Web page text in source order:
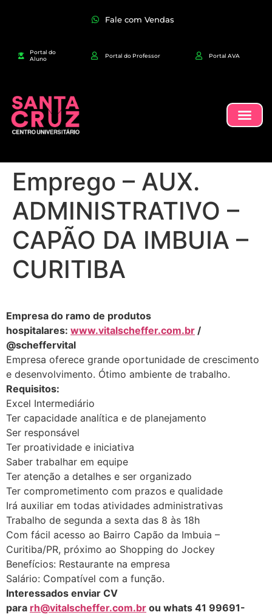
Fale com Vendas
Portal do
Aluno
Portal do Professor Portal AVA
Emprego – AUX.
ADMINISTRATIVO –
CAPÃO DA IMBUIA –
CURITIBA
Empresa do ramo de produtos
hospitalares: www.vitalscheffer.com.br /
@scheffervital
Empresa oferece grande oportunidade de crescimento
e desenvolvimento. Ótimo ambiente de trabalho.
Requisitos:
Excel Intermediário
Ter capacidade analítica e de planejamento
Ser responsável
Ter proatividade e iniciativa
Saber trabalhar em equipe
Ter atenção a detalhes e ser organizado
Ter comprometimento com prazos e qualidade
Irá auxiliar em todas atividades administrativas
Trabalho de segunda a sexta das 8 às 18h
Com fácil acesso ao Bairro Capão da Imbuia –
Curitiba/PR, próximo ao Shopping do Jockey
Benefícios: Restaurante na empresa
Salário: Compatível com a função.
Interessados enviar CV
para rh@vitalscheffer.com.br ou whats 41 99691-